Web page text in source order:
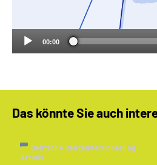
00:00
Das könnte Sie auch
Deutsche Rentenversicherung
Artikel